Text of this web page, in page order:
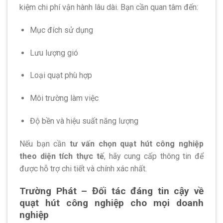
kiệm chi phí vận hành lâu dài. Bạn cần quan tâm đến:
Mục đích sử dụng
Lưu lượng gió
Loại quạt phù hợp
Môi trường làm việc
Độ bền và hiệu suất năng lượng
Nếu bạn cần tư vấn chọn quạt hút công nghiệp
theo diện tích thực tế, hãy cung cấp thông tin để
được hỗ trợ chi tiết và chính xác nhất.
Trường Phát – Đối tác đáng tin cậy về
quạt hút công nghiệp cho mọi doanh
nghiệp